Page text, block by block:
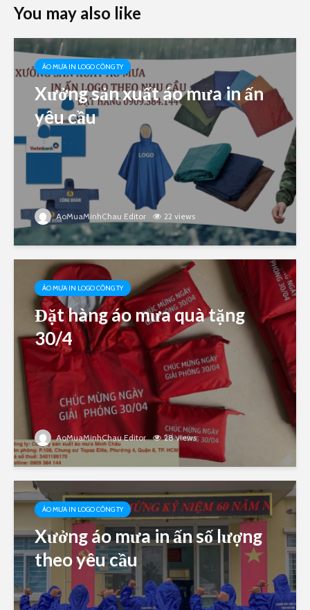
You may also like
ÁO MƯA IN LOGO CÔNG TY
Xưởng sản xuất áo mưa in ấn
yêu cầu
AoMuaMinhChau Editor 22 views
ÁO MƯA IN LOGO CÔNG TY
Đặt hàng áo mưa quà tặng
30/4
AoMuaMinhChau Editor 28 views
ÁO MƯA IN LOGO CÔNG TY
Xưởng áo mưa in ấn số lượng
theo yêu cầu